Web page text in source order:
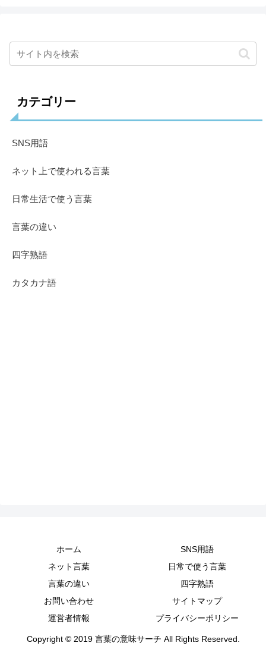
カテゴリー
SNS用語
ネット上で使われる言葉
日常生活で使う言葉
言葉の違い
四字熟語
カタカナ語
ホーム
SNS用語
ネット言葉
日常で使う言葉
言葉の違い
四字熟語
お問い合わせ
サイトマップ
運営者情報
プライバシーポリシー
Copyright © 2019 言葉の意味サーチ All Rights Reserved.